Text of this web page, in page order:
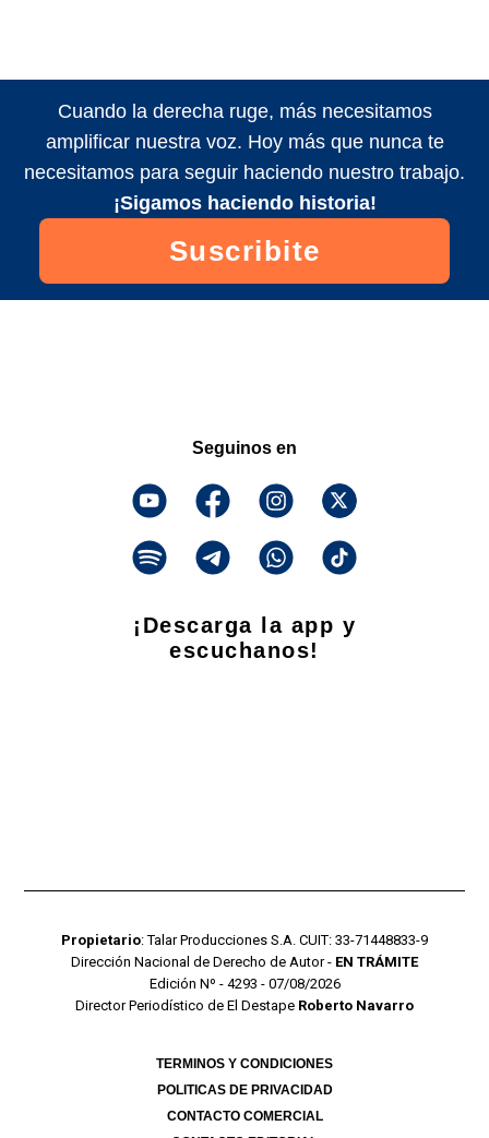
Cuando la derecha ruge, más necesitamos
amplificar nuestra voz. Hoy más que nunca te
necesitamos para seguir haciendo nuestro trabajo.
¡Sigamos haciendo historia!
Suscribite
Seguinos en
¡Descarga la app y
escuchanos!
Propietario: Talar Producciones S.A. CUIT: 33-71448833-9
Dirección Nacional de Derecho de Autor - EN TRÁMITE
Edición Nº - 4293 - 07/08/2026
Director Periodístico de El Destape Roberto Navarro
TERMINOS Y CONDICIONES
POLITICAS DE PRIVACIDAD
CONTACTO COMERCIAL